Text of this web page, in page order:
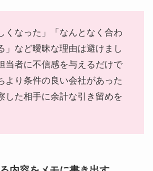
くなった」「なんとなく合わ
」など曖昧な理由は避けまし
当者に不信感を与えるだけで
より条件の良い会社があった
した相手に余計な引き留めを